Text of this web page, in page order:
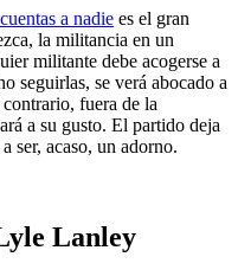
a nadie es el gran
la militancia en un
militante debe acogerse a
seguirlas, se verá abocado a
fuera de la
a su gusto. El partido deja
ser, acaso, un adorno.
Lanley